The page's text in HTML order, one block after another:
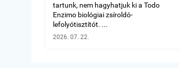
tartunk, nem hagyhatjuk ki a Todo
Enzimo biológiai zsíroldó-
lefolyótisztítót. ...
2026. 07. 22.